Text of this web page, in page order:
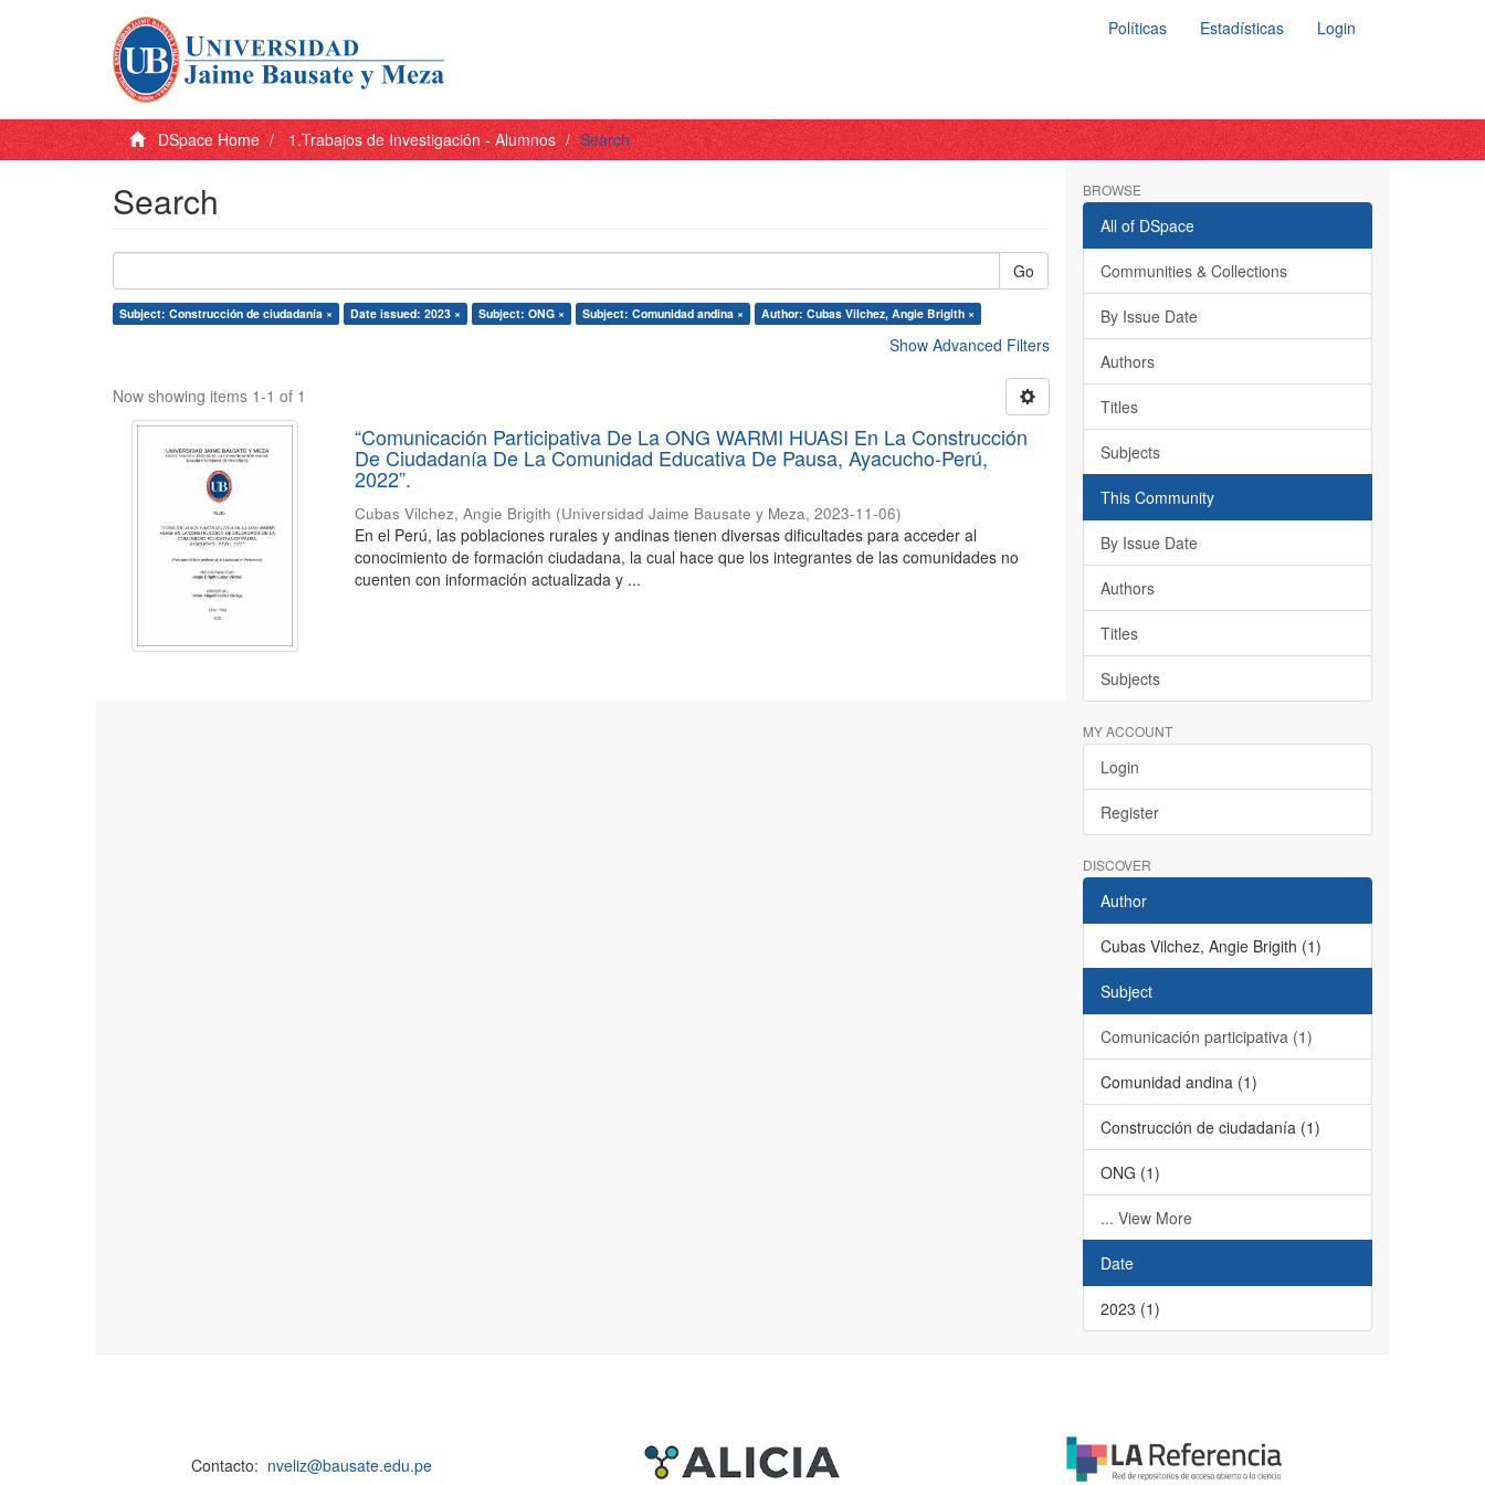
Políticas Estadísticas Login
DSpace Home 1.Trabajos de Investigación - Alumnos Search
Search
Go
Subject: Construcción de ciudadanía × Date issued: 2023 × Subject: ONG × Subject: Comunidad andina × Author: Cubas Vilchez, Angie Brigith ×
Show Advanced Filters
Now showing items 1-1 of 1
“Comunicación Participativa De La ONG WARMI HUASI En La Construcción
De Ciudadanía De La Comunidad Educativa De Pausa, Ayacucho-Perú,
2022”.
Cubas Vilchez, Angie Brigith (Universidad Jaime Bausate y Meza,2023-11-06)
En el Perú, las poblaciones rurales y andinas tienen diversas dificultades para acceder al
conocimiento de formación ciudadana, la cual hace que los integrantes de las comunidades no
cuenten con información actualizada y ...
BROWSE
All of DSpace
Communities & Collections
By Issue Date
Authors
Titles
Subjects
This Community
By Issue Date
Authors
Titles
Subjects
MY ACCOUNT
Login
Register
DISCOVER
Author
Cubas Vilchez, Angie Brigith (1)
Subject
Comunicación participativa (1)
Comunidad andina (1)
Construcción de ciudadanía (1)
ONG (1)
... View More
Date
2023 (1)
Contacto: nveliz@bausate.edu.pe